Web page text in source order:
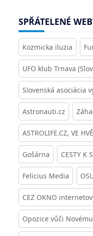
SPŘÁTELENÉ
Kozmicka iluzia
UFO klub Trnava
Slovenská asociácia
Astronauti.cz
ASTROLIFE.CZ, VE
Gošárna CESTY K
Felicius Media
CEZ OKNO
Opozice vůči